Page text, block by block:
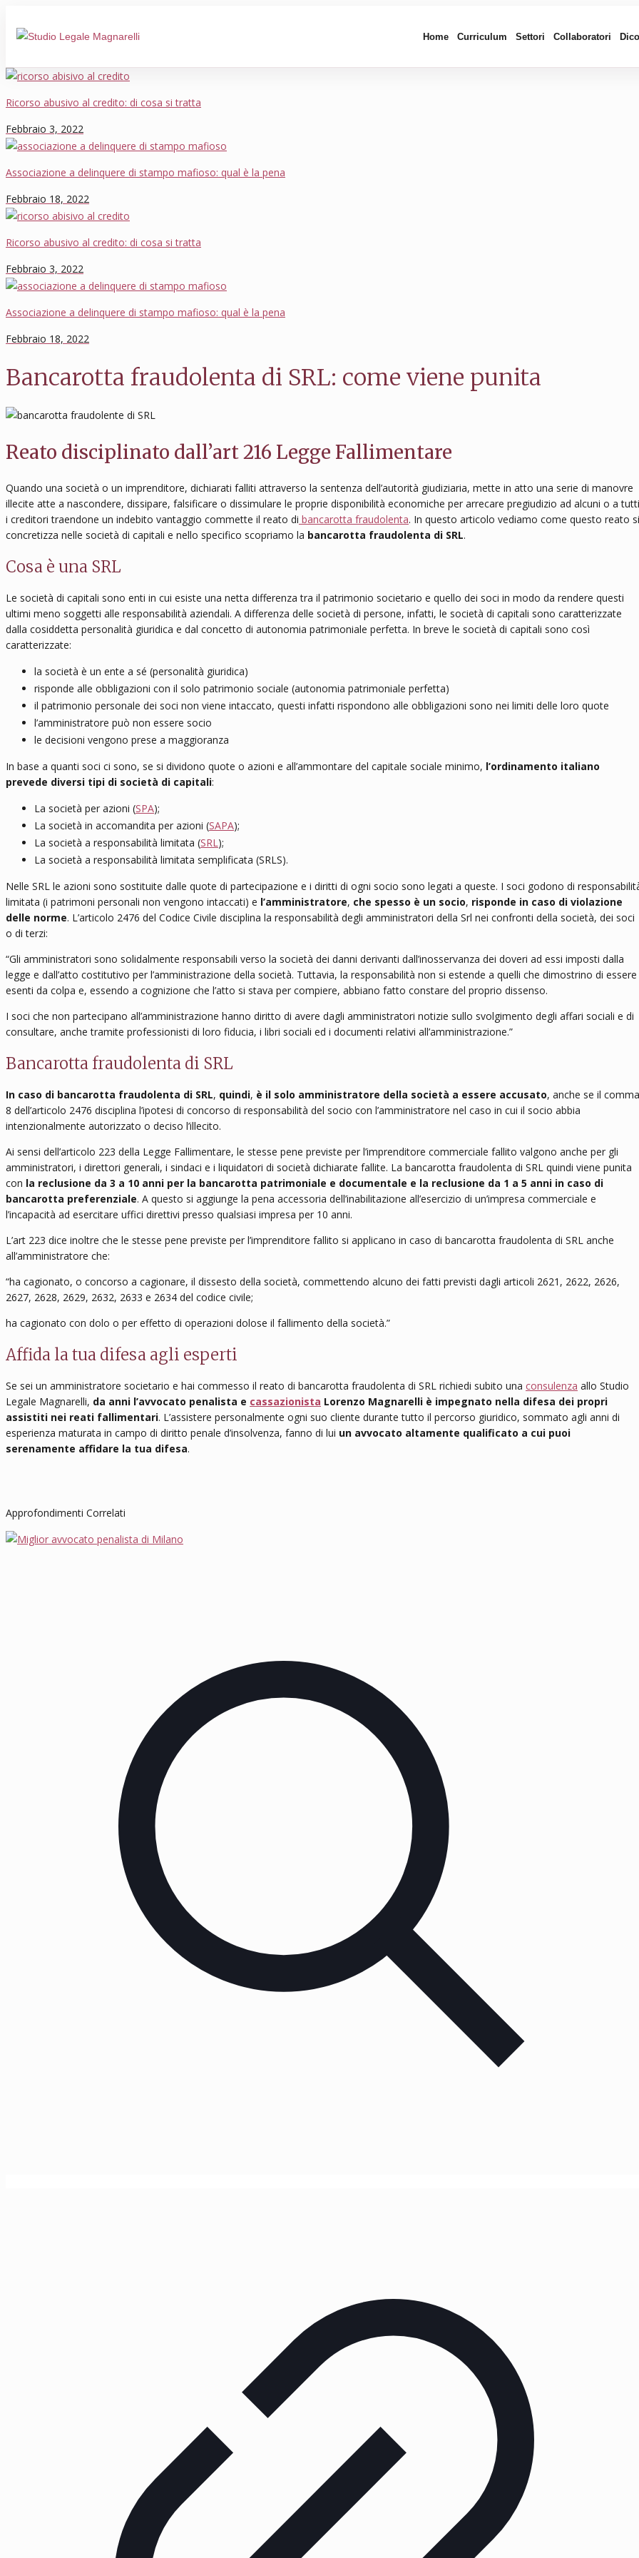
Home Curriculum Settori Collaboratori
Ricorso abusivo al credito: di cosa si tratta
Febbraio 3, 2022
Associazione a delinquere di stampo mafioso: qual è la pena
Febbraio 18, 2022
Ricorso abusivo al credito: di cosa si tratta
Febbraio 3, 2022
Associazione a delinquere di stampo mafioso: qual è la pena
Febbraio 18, 2022
Bancarotta fraudolenta di SRL: come viene punita
Reato disciplinato dall’art 216 Legge Fallimentare
Quando una società o un imprenditore, dichiarati falliti attraverso la sentenza dell’autorità giudiziaria, mette in atto una serie di manovre
illecite atte a nascondere, dissipare, falsificare o dissimulare le proprie disponibilità economiche per arrecare pregiudizio ad alcuni o a tutti
i creditori traendone un indebito vantaggio commette il reato di bancarotta fraudolenta. In questo articolo vediamo come questo reato si
concretizza nelle società di capitali e nello specifico scopriamo la bancarotta fraudolenta di SRL.
Cosa è una SRL
Le società di capitali sono enti in cui esiste una netta differenza tra il patrimonio societario e quello dei soci in modo da rendere questi
ultimi meno soggetti alle responsabilità aziendali. A differenza delle società di persone, infatti, le società di capitali sono caratterizzate
dalla cosiddetta personalità giuridica e dal concetto di autonomia patrimoniale perfetta. In breve le società di capitali sono così
caratterizzate:
la società è un ente a sé (personalità giuridica)
risponde alle obbligazioni con il solo patrimonio sociale (autonomia patrimoniale perfetta)
il patrimonio personale dei soci non viene intaccato, questi infatti rispondono alle obbligazioni sono nei limiti delle loro quote
l’amministratore può non essere socio
le decisioni vengono prese a maggioranza
In base a quanti soci ci sono, se si dividono quote o azioni e all’ammontare del capitale sociale minimo, l’ordinamento italiano
prevede diversi tipi di società di capitali:
La società per azioni (SPA);
La società in accomandita per azioni (SAPA);
La società a responsabilità limitata (SRL);
La società a responsabilità limitata semplificata (SRLS).
Nelle SRL le azioni sono sostituite dalle quote di partecipazione e i diritti di ogni socio sono legati a queste. I soci godono di
limitata (i patrimoni personali non vengono intaccati) e l’amministratore, che spesso è un socio, risponde in caso di violazione
delle norme. L’articolo 2476 del Codice Civile disciplina la responsabilità degli amministratori della Srl nei confronti della società, dei soci
o di terzi:
“Gli amministratori sono solidalmente responsabili verso la società dei danni derivanti dall’inosservanza dei doveri ad essi imposti dalla
legge e dall’atto costitutivo per l’amministrazione della società. Tuttavia, la responsabilità non si estende a quelli che dimostrino di essere
esenti da colpa e, essendo a cognizione che l’atto si stava per compiere, abbiano fatto constare del proprio dissenso.
I soci che non partecipano all’amministrazione hanno diritto di avere dagli amministratori notizie sullo svolgimento degli affari sociali e di
consultare, anche tramite professionisti di loro fiducia, i libri sociali ed i documenti relativi all’amministrazione.”
Bancarotta fraudolenta di SRL
In caso di bancarotta fraudolenta di SRL, quindi, è il solo amministratore della società a essere accusato, anche se il comma
8 dell’articolo 2476 disciplina l’ipotesi di concorso di responsabilità del socio con l’amministratore nel caso in cui il socio abbia
intenzionalmente autorizzato o deciso l’illecito.
Ai sensi dell’articolo 223 della Legge Fallimentare, le stesse pene previste per l’imprenditore commerciale fallito valgono anche per gli
amministratori, i direttori generali, i sindaci e i liquidatori di società dichiarate fallite. La bancarotta fraudolenta di SRL quindi viene punita
con la reclusione da 3 a 10 anni​ per la bancarotta patrimoniale e documentale e la reclusione da 1 a 5 anni in caso di
bancarotta preferenziale. A questo si aggiunge la pena accessoria dell’inabilitazione all’esercizio di un’impresa commerciale e
l’incapacità ad esercitare uffici direttivi presso qualsiasi impresa per 10 anni.
L’art 223 dice inoltre che le stesse pene previste per l’imprenditore fallito si applicano in caso di bancarotta fraudolenta di SRL anche
all’amministratore che:
“ha cagionato, o concorso a cagionare, il dissesto della società, commettendo alcuno dei fatti previsti dagli articoli 2621, 2622, 2626,
2627, 2628, 2629, 2632, 2633 e 2634 del codice civile;
ha cagionato con dolo o per effetto di operazioni dolose il fallimento della società.”
Affida la tua difesa agli esperti
Se sei un amministratore societario e hai commesso il reato di bancarotta fraudolenta di SRL richiedi subito una consulenza allo Studio
Legale Magnarelli, da anni l’avvocato penalista e cassazionista Lorenzo Magnarelli è impegnato nella difesa dei propri
assistiti nei reati fallimentari. L’assistere personalmente ogni suo cliente durante tutto il percorso giuridico, sommato agli anni di
esperienza maturata in campo di diritto penale d’insolvenza, fanno di lui un avvocato altamente qualificato a cui puoi
serenamente affidare la tua difesa.
Approfondimenti Correlati